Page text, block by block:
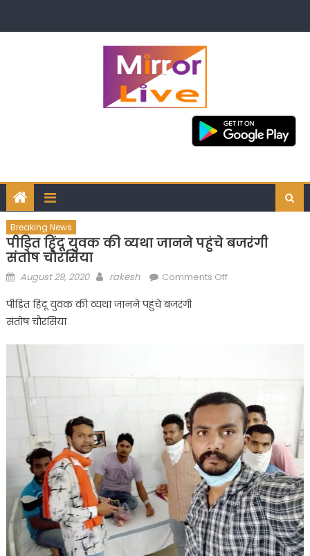
Breaking News
पीड़ित हिंदू युवक की व्यथा जानने पहुंचे बजरंगी
संतोष चौरसिया
Posted
August 29, 2020 Author
rakesh Comments Offon
बजरंगी
संतोष
चौरसिया
पीड़ित हिंदू युवक की व्यथा जानने पहुंचे बजरंगी
संतोष चौरसिया